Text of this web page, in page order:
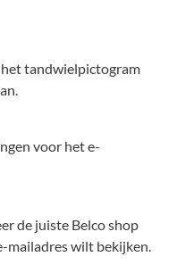
tandwielpictogram
voor het e-
de juiste Belco shop
mailadres wilt bekijken.